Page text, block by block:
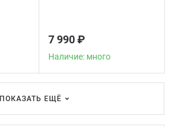
7 990 ₽
Наличие: много
ПОКАЗАТЬ ЕЩЁ